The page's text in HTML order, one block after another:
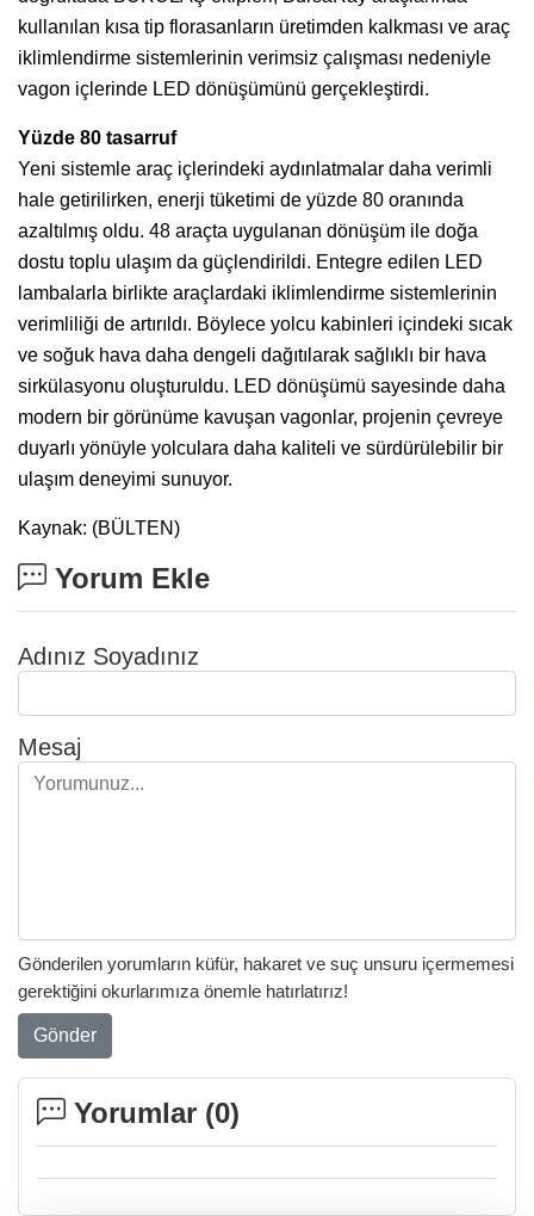
kullanılan kısa tip florasanların üretimden kalkması ve araç
iklimlendirme sistemlerinin verimsiz çalışması nedeniyle
vagon içlerinde LED dönüşümünü gerçekleştirdi.
Yüzde 80 tasarruf
Yeni sistemle araç içlerindeki aydınlatmalar daha verimli
hale getirilirken, enerji tüketimi de yüzde 80 oranında
azaltılmış oldu. 48 araçta uygulanan dönüşüm ile doğa
dostu toplu ulaşım da güçlendirildi. Entegre edilen LED
lambalarla birlikte araçlardaki iklimlendirme sistemlerinin
verimliliği de artırıldı. Böylece yolcu kabinleri içindeki sıcak
ve soğuk hava daha dengeli dağıtılarak sağlıklı bir hava
sirkülasyonu oluşturuldu. LED dönüşümü sayesinde daha
modern bir görünüme kavuşan vagonlar, projenin çevreye
duyarlı yönüyle yolculara daha kaliteli ve sürdürülebilir bir
ulaşım deneyimi sunuyor.
Kaynak: (BÜLTEN)
Yorum Ekle
Adınız Soyadınız
Mesaj
Gönderilen yorumların küfür, hakaret ve suç unsuru içermemesi
gerektiğini okurlarımıza önemle hatırlatırız!
Gönder
Yorumlar (0)